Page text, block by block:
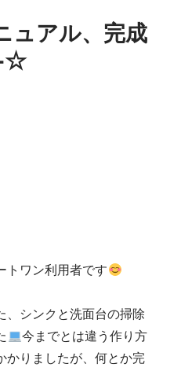
ュアル、完成
☆
トワン利用者です
、シンクと洗面台の掃除
今までとは違う作り方
かりましたが、何とか完